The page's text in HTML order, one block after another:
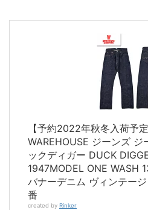
【予約2022年秋冬入荷予
WAREHOUSE ジーンズ
ックディガー DUCK
1947MODEL ONE WASH
バナーデニム ヴィンテー
番
created by Rinker